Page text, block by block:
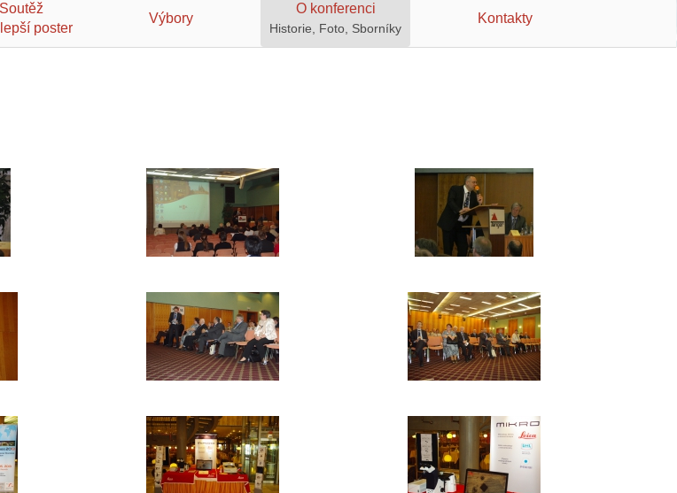
Soutěž
poster
Výbory
O konferenci
Historie, Foto, Sborníky
Kontakty